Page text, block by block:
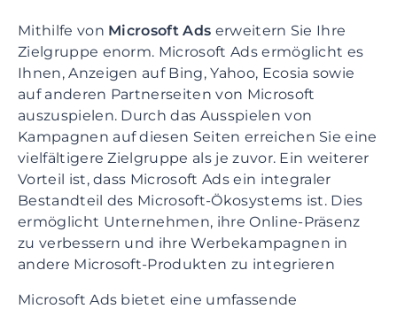
Mithilfe von Microsoft Ads erweitern Sie Ihre
Zielgruppe enorm. Microsoft Ads ermöglicht es
Ihnen, Anzeigen auf Bing, Yahoo, Ecosia sowie
auf anderen Partnerseiten von Microsoft
auszuspielen. Durch das Ausspielen von
Kampagnen auf diesen Seiten erreichen Sie eine
vielfältigere Zielgruppe als je zuvor. Ein weiterer
Vorteil ist, dass Microsoft Ads ein integraler
Bestandteil des Microsoft-Ökosystems ist. Dies
ermöglicht Unternehmen, ihre Online-Präsenz
zu verbessern und ihre Werbekampagnen in
andere Microsoft-Produkten zu integrieren
Microsoft Ads bietet eine umfassende